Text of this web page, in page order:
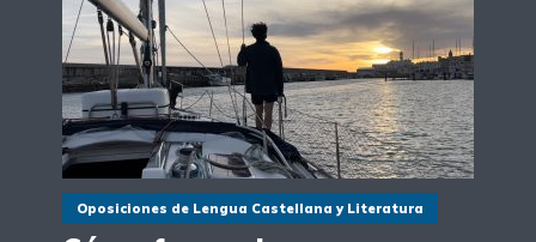
Oposiciones de Lengua Castellana y Literatura